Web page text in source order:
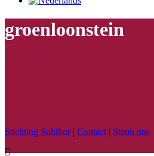
groenloonstein
Stichting Sobibor| Contact| Steun ons